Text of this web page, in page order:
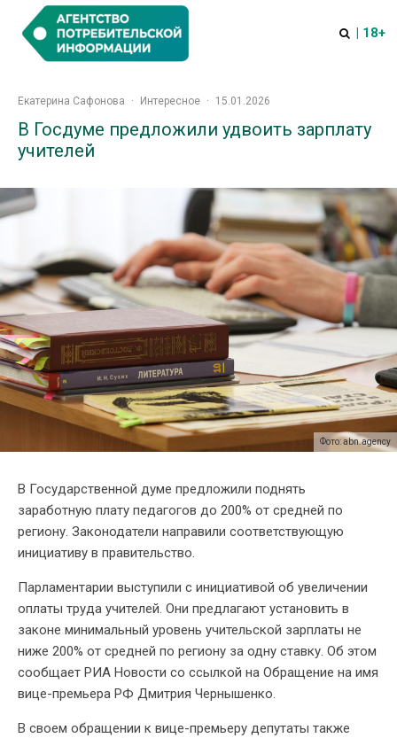
| 18+
Екатерина Сафонова · Интересное · 15.01.2026
В Госдуме предложили удвоить зарплату
учителей
Фото: abn.agency
В Государственной думе предложили поднять
заработную плату педагогов до 200% от средней по
региону. Законодатели направили соответствующую
инициативу в правительство.
Парламентарии выступили с инициативой об увеличении
оплаты труда учителей. Они предлагают установить в
законе минимальный уровень учительской зарплаты не
ниже 200% от средней по региону за одну ставку. Об этом
сообщает РИА Новости со ссылкой на Обращение на имя
вице-премьера РФ Дмитрия Чернышенко.
В своем обращении к вице-премьеру депутаты также